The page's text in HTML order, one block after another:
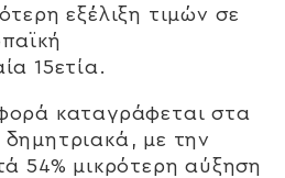
εξέλιξη τιμών σε
15ετία.
καταγράφεται στα
με την
54% μικρότερη αύξηση